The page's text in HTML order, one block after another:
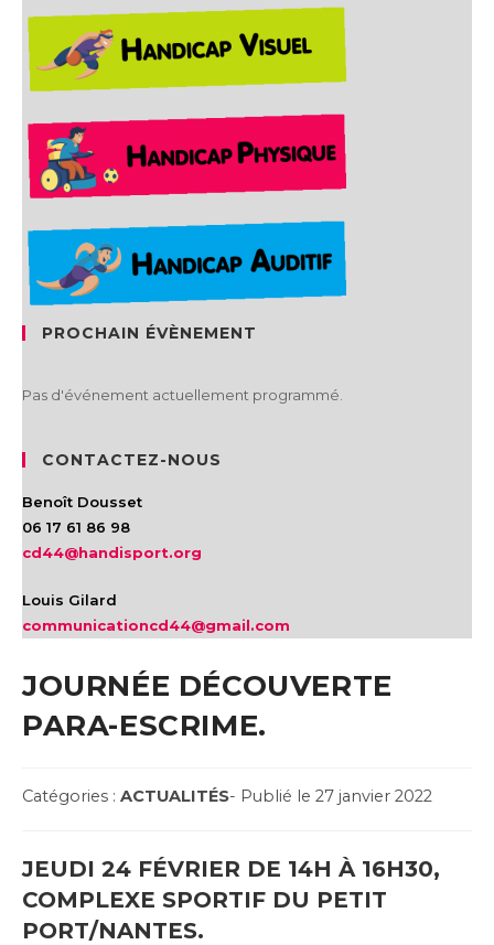
PROCHAIN ÉVÈNEMENT
Pas d'événement actuellement programmé.
CONTACTEZ-NOUS
Benoît Dousset
06 17 61 86 98
cd44@handisport.org
Louis Gilard
communicationcd44@gmail.com
JOURNÉE DÉCOUVERTE
PARA-ESCRIME.
Post
Catégories : ACTUALITÉSPost
- Publié le 27 janvier 2022
JEUDI 24 FÉVRIER DE 14H À 16H30,
COMPLEXE SPORTIF DU PETIT
PORT/NANTES.